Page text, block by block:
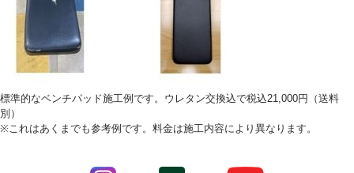
標準的なベンチパッド施工例です。ウレタン交換込で税込21,000円（送料
別）
※これはあくまでも参考例です。料金は施工内容により異なります。